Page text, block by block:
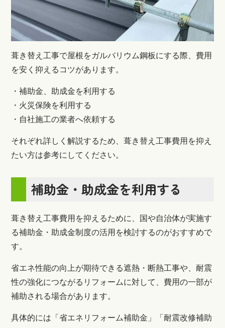
葺き替え工事で屋根をガルバリウム鋼板にする際、費用
を安く抑えるコツがあります。
・補助金、助成金を利用する
・火災保険を利用する
・自社施工の業者へ依頼する
それぞれ詳しく解説するため、葺き替え工事費用を抑え
たい方は参考にしてください。
補助金・助成金を利用する
葺き替え工事費用を抑えるために、国や自治体が実施す
る補助金・助成金制度の活用を検討するのがおすすめで
す。
省エネ性能の向上が期待できる遮熱・断熱工事や、耐震
性の強化につながるリフォームに対して、費用の一部が
補助される場合があります。
具体的には「省エネリフォーム補助金」「耐震改修補助